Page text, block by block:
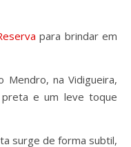
para brindar em
na Vidigueira,
e um leve toque
surge de forma subtil,